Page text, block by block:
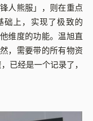
人熊服」，则在重点
上，实现了极致的
维度的功能。温旭直
，需要带的所有物资
已经是一个记录了，